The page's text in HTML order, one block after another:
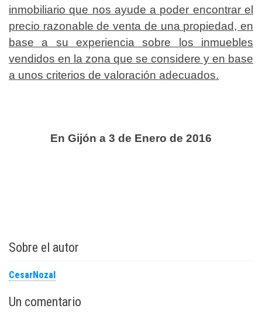
inmobiliario que nos ayude a poder encontrar el
precio razonable de venta de una propiedad, en
base a su experiencia sobre los inmuebles
vendidos en la zona que se considere y en base
a unos criterios de valoración adecuados.
En Gijón a 3 de Enero de 2016
Sobre el autor
CesarNozal
Un comentario